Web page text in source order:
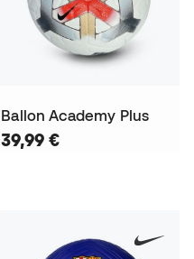
Ballon Academy Plus
39,99 €